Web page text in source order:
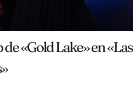
«Gold Lake» en «Las